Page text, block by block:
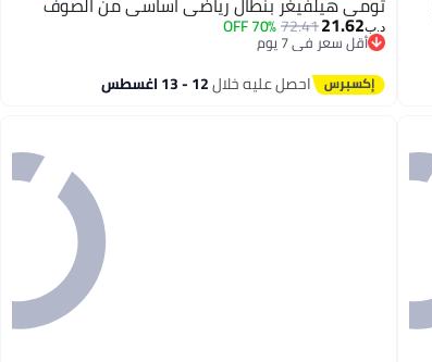
د.ب‏21.62
72.41
70% OFF
أقل سعر في 7 يوم
أقل سعر في 7 يوم
احصل عليه خلال12 - 13 اغسطس